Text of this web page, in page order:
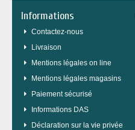
Informations
Contactez-nous
Livraison
Mentions légales on line
Mentions légales magasins
Paiement sécurisé
Informations DAS
Déclaration sur la vie privée